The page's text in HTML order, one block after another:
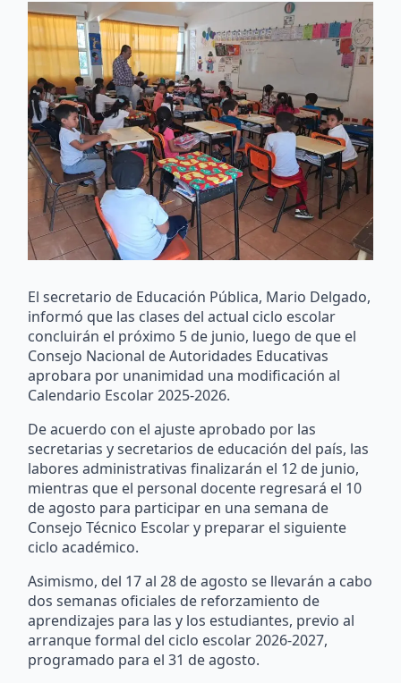
El secretario de Educación Pública, Mario Delgado,
informó que las clases del actual ciclo escolar
concluirán el próximo 5 de junio, luego de que el
Consejo Nacional de Autoridades Educativas
aprobara por unanimidad una modificación al
Calendario Escolar 2025-2026.
De acuerdo con el ajuste aprobado por las
secretarias y secretarios de educación del país, las
labores administrativas finalizarán el 12 de junio,
mientras que el personal docente regresará el 10
de agosto para participar en una semana de
Consejo Técnico Escolar y preparar el siguiente
ciclo académico.
Asimismo, del 17 al 28 de agosto se llevarán a cabo
dos semanas oficiales de reforzamiento de
aprendizajes para las y los estudiantes, previo al
arranque formal del ciclo escolar 2026-2027,
programado para el 31 de agosto.